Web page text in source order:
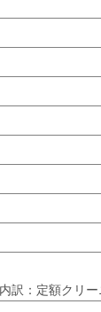
訳：定額クリー